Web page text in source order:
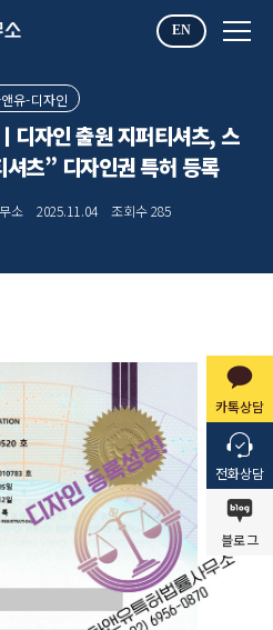
EN
카톡상담
전화상담
블로그
유-디자인
디자인 출원 지퍼티셔츠, 스
츠” 디자인권 특허 등록
소 2025.11.04 조회수285